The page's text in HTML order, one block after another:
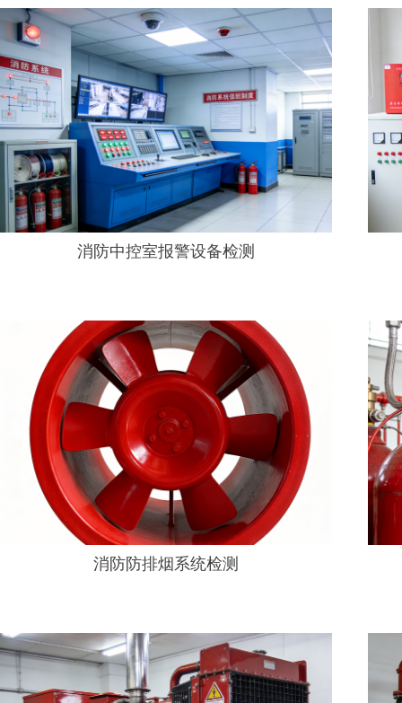
消防中控室报警设备检测
消防防排烟系统检测